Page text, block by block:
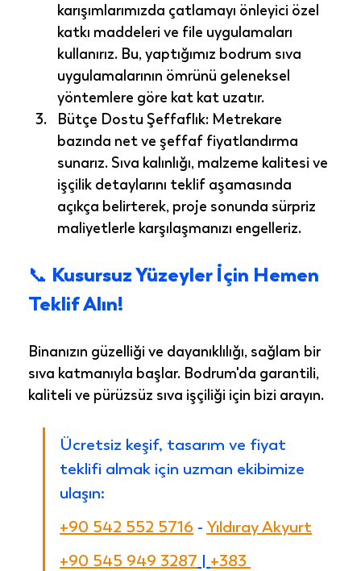
karışımlarımızda çatlamayı önleyici özel
katkı maddeleri ve file uygulamaları
kullanırız. Bu, yaptığımız bodrum sıva
uygulamalarının ömrünü geleneksel
yöntemlere göre kat kat uzatır.
Bütçe Dostu Şeffaflık: Metrekare
bazında net ve şeffaf fiyatlandırma
sunarız. Sıva kalınlığı, malzeme kalitesi ve
işçilik detaylarını teklif aşamasında
açıkça belirterek, proje sonunda sürpriz
maliyetlerle karşılaşmanızı engelleriz.
📞 Kusursuz Yüzeyler İçin Hemen
Teklif Alın!
Binanızın güzelliği ve dayanıklılığı, sağlam bir
sıva katmanıyla başlar. Bodrum'da garantili,
kaliteli ve pürüzsüz sıva işçiliği için bizi arayın.
Ücretsiz keşif, tasarım ve fiyat
teklifi almak için uzman ekibimize
ulaşın:
+90 542 552 5716 - Yıldıray Akyurt
+90 545 949 3287 | +383